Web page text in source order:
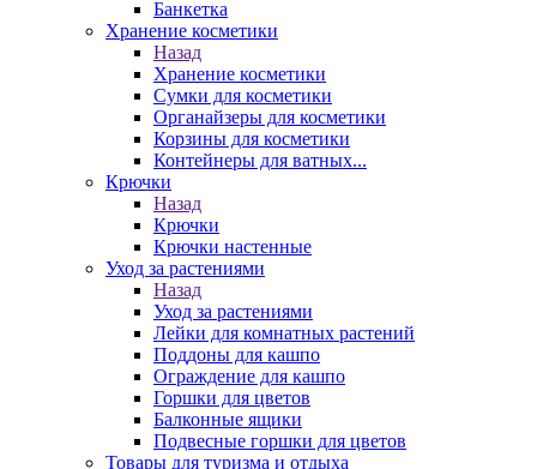
Банкетка
Хранение косметики
Назад
Хранение косметики
Сумки для косметики
Органайзеры для косметики
Корзины для косметики
Контейнеры для ватных...
Крючки
Назад
Крючки
Крючки настенные
Уход за растениями
Назад
Уход за растениями
Лейки для комнатных растений
Поддоны для кашпо
Ограждение для кашпо
Горшки для цветов
Балконные ящики
Подвесные горшки для цветов
Товары для туризма и отдыха